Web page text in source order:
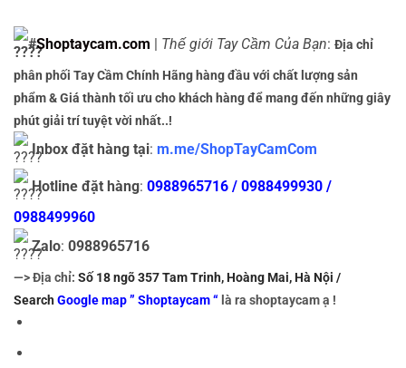
#Shoptaycam.com | Thế giới Tay Cầm Của Bạn: Địa chỉ
phân phối Tay Cầm Chính Hãng hàng đầu với chất lượng sản
phẩm & Giá thành tối ưu cho khách hàng để mang đến những giây
phút giải trí tuyệt vời nhất..!
Inbox đặt hàng tại: m.me/ShopTayCamCom
Hotline đặt hàng: 0988965716 / 0988499930 /
0988499960
Zalo: 0988965716
—> Địa chỉ: Số 18 ngõ 357 Tam Trinh, Hoàng Mai, Hà Nội /
SearchGoogle map ” Shoptaycam “ là ra shoptaycam ạ !